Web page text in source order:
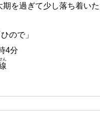
期を過ぎて少し落ち着い
ひので」
4分
ん